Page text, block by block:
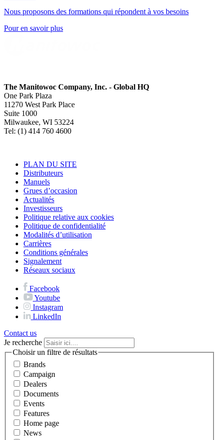
Nous proposons des formations qui répondent à vos besoins
Pour en savoir plus
The Manitowoc Company, Inc. - Global HQ
One Park Plaza
11270 West Park Place
Suite 1000
Milwaukee, WI 53224
Tel: (1) 414 760 4600
PLAN DU SITE
Distributeurs
Manuels
Grues d’occasion
Actualités
Investisseurs
Politique relative aux cookies
Politique de confidentialité
Modalités d’utilisation
Carrières
Conditions générales
Signalement
Réseaux sociaux
Facebook
Youtube
Instagram
LinkedIn
Contact us
Je recherche
Choisir un filtre de résultats
Brands
Campaign
Dealers
Documents
Events
Features
Home page
News